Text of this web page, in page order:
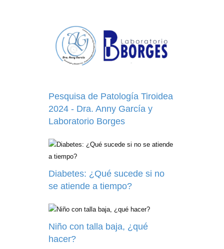
Pesquisa de Patología Tiroidea
2024 - Dra. Anny García y
Laboratorio Borges
Diabetes: ¿Qué sucede si no
se atiende a tiempo?
Niño con talla baja, ¿qué
hacer?